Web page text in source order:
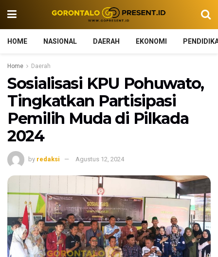
HOME NASIONAL DAERAH EKONOMI
Home Daerah
Sosialisasi KPU Pohuwato,
Tingkatkan Partisipasi
Pemilih Muda di Pilkada
2024
by redaksi Agustus 12, 2024